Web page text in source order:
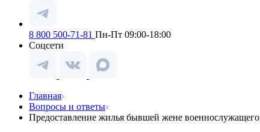
8 800 500-71-81 Пн-Пт 09:00-18:00
Соцсети
Главная
Вопросы и ответы
Предоставление жилья бывшей жене военнослужащего